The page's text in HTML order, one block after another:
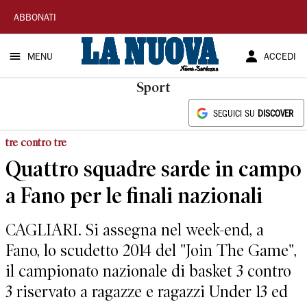
La
Nuova
Sardegna
ABBONATI
MENU ACCEDI
Sport
SEGUICI SU DISCOVER
tre contro tre
Quattro squadre sarde in campo
a Fano per le finali nazionali
CAGLIARI. Si assegna nel week-end, a
Fano, lo scudetto 2014 del "Join The Game",
il campionato nazionale di basket 3 contro
3 riservato a ragazze e ragazzi Under 13 ed